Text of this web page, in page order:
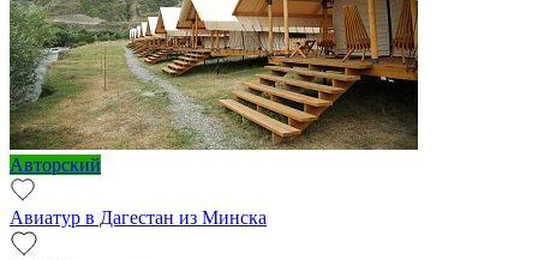
Авторский
Авиатур в Дагестан из Минска